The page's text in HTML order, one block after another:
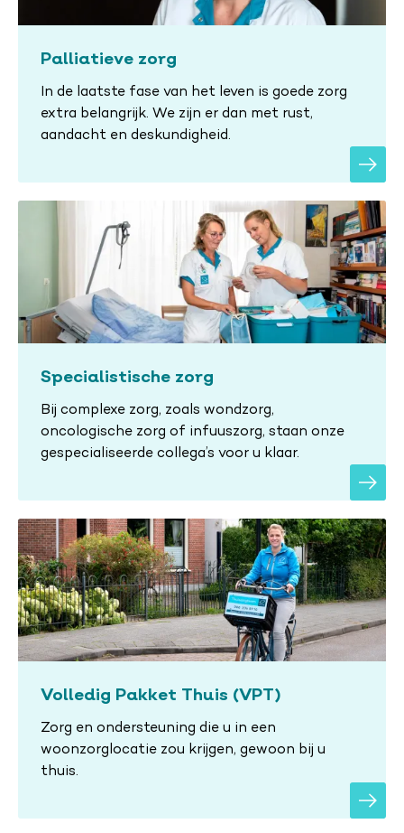
Palliatieve zorg
In de laatste fase van het leven is goede zorg
extra belangrijk. We zijn er dan met rust,
aandacht en deskundigheid.
Specialistische zorg
Bij complexe zorg, zoals wondzorg,
oncologische zorg of infuuszorg, staan onze
gespecialiseerde collega’s voor u klaar.
Volledig Pakket Thuis (VPT)
Zorg en ondersteuning die u in een
woonzorglocatie zou krijgen, gewoon bij u
thuis.